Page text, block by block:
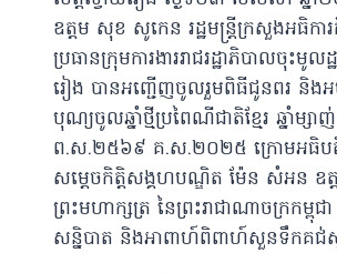
ឧត្តម សុខ សូកេន រដ្ឋមន្រ្តីក្រសួងអធិកា
ប្រធានក្រុមការងាររាជរដ្ឋាភិបាលចុះមូលដ្
រៀង បានអញ្ជើញចូលរួមពិធីជូនពរ និងអ
បុណ្យចូលឆ្នាំថ្មីប្រពៃណីជាតិខ្មែរ ឆ្នាំម្ស
ព.ស.២៥៦៩ គ.ស.២០២៥ ក្រោមអធិបតី
សម្ដេចកិត្តិសង្គហបណ្ឌិត ម៉ែន សំអន ឧត្ត
ព្រះមហាក្សត្រ នៃព្រះរាជាណាចក្រកម្ពុជ
សន្និបាត និងអាពាហ៍ពិពាហ៍សួនទឹកគជ់ស្